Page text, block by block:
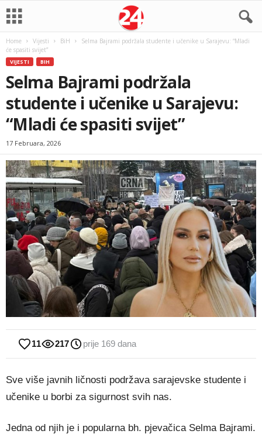
Home Vijesti BiH
Selma Bajrami podržala studente i učenike u Sarajevu: “Mladi
će spasiti svijet”
VIJESTI BIH
Selma Bajrami podržala
studente i učenike u Sarajevu:
“Mladi će spasiti svijet”
17 Februara, 2026
11 217 prije 169 dana
Sve više javnih ličnosti podržava sarajevske studente i
učenike u borbi za sigurnost svih nas.
Jedna od njih je i popularna bh. pjevačica Selma Bajrami.